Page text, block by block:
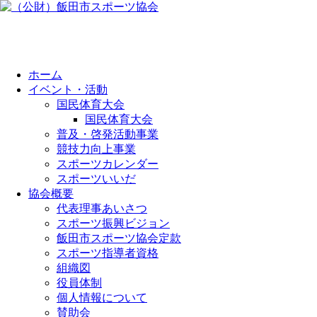
ホーム
イベント・活動
国民体育大会
国民体育大会
普及・啓発活動事業
競技力向上事業
スポーツカレンダー
スポーツいいだ
協会概要
代表理事あいさつ
スポーツ振興ビジョン
飯田市スポーツ協会定款
スポーツ指導者資格
組織図
役員体制
個人情報について
賛助会